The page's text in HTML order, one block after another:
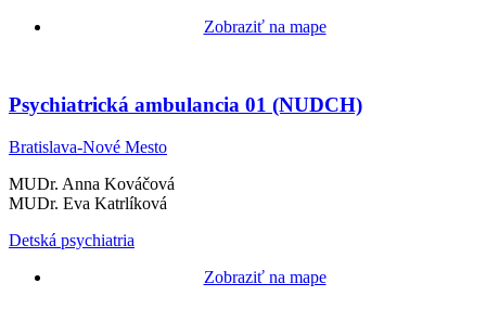
Zobraziť na mape
Psychiatrická ambulancia 01 (NUDCH)
Bratislava-Nové Mesto
MUDr. Anna Kováčová
MUDr. Eva Katrlíková
Detská psychiatria
Zobraziť na mape